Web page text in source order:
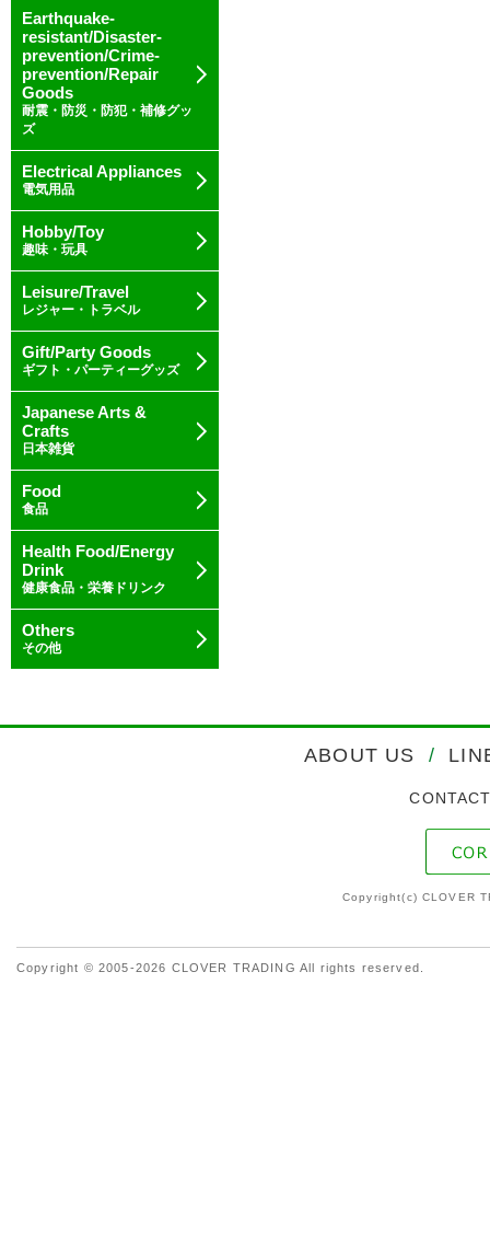
Earthquake-
resistant/Disaster-
prevention/Crime-
prevention/Repair
Goods
耐震・防災・防犯・補修グッ
ズ
Electrical Appliances
電気用品
Hobby/Toy
趣味・玩具
Leisure/Travel
レジャー・トラベル
Gift/Party Goods
ギフト・パーティーグッズ
Japanese Arts &
Crafts
日本雑貨
Food
食品
Health Food/Energy
Drink
健康食品・栄養ドリンク
Others
その他
ABOUT US /
Copyright(c) CLOVER
Copyright © 2005-2026 CLOVER TRADING All rights reserved.